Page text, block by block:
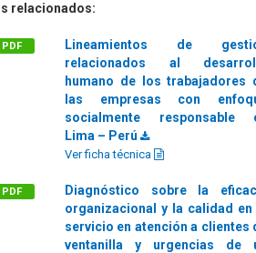
relacionados:
PDF
Lineamientos de
relacionados al
humano de los trabajadores
las empresas con
socialmente responsable
Lima – Perú
Ver ficha técnica
PDF
Diagnóstico sobre la
organizacional y la calidad en
servicio en atención a clientes
ventanilla y urgencias de